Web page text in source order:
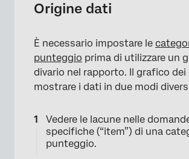
Origine dati
È necessario impostare le
punteggio prima di utilizzare un
divario nel rapporto. Il grafico dei
mostrare i dati in due modi
Vedere le lacune nelle
specifiche (“item”) di una
punteggio.